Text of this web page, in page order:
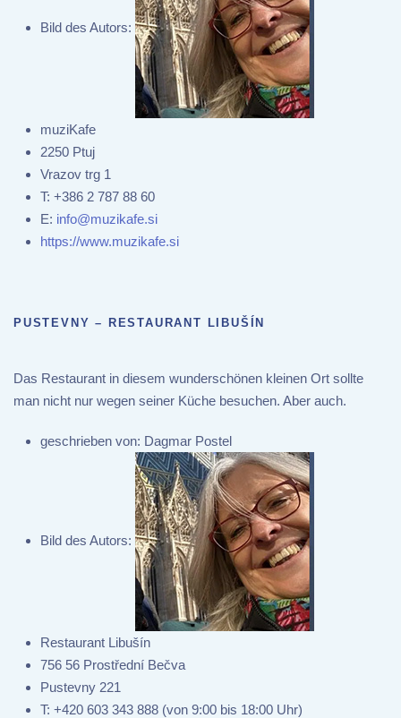
Bild des Autors:
muziKafe
2250 Ptuj
Vrazov trg 1
T: +386 2 787 88 60
E: info@muzikafe.si
https://www.muzikafe.si
PUSTEVNY – RESTAURANT LIBUŠÍN
Das Restaurant in diesem wunderschönen kleinen Ort sollte
man nicht nur wegen seiner Küche besuchen. Aber auch.
geschrieben von: Dagmar Postel
Bild des Autors:
Restaurant Libušín
756 56 Prostřední Bečva
Pustevny 221
T: +420 603 343 888 (von 9:00 bis 18:00 Uhr)